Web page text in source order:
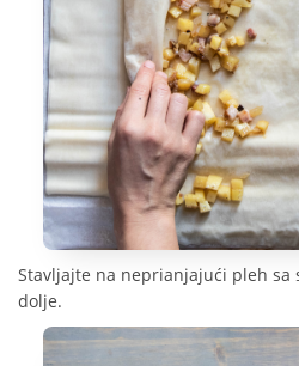
Stavljajte na neprianjajući pleh sa
dolje.